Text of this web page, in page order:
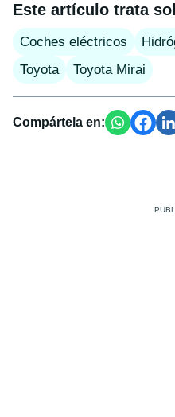
Este artículo trata
Coches eléctricos
Toyota
Toyota Mirai
Compártela en: